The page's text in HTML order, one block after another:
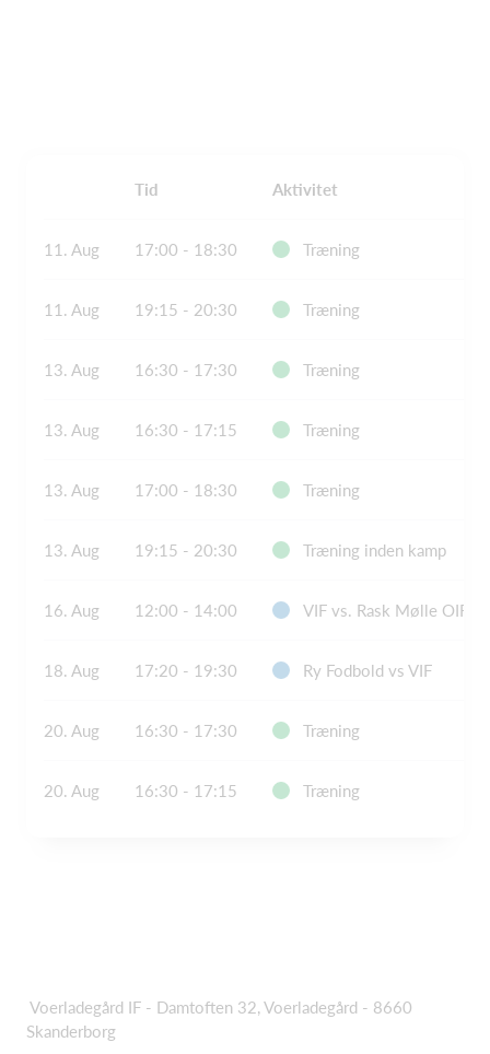
Tid Aktivitet
11. Aug 17:00 - 18:30 Træning
11. Aug 19:15 - 20:30 Træning
13. Aug 16:30 - 17:30 Træning
13. Aug 16:30 - 17:15 Træning
13. Aug 17:00 - 18:30 Træning
13. Aug 19:15 - 20:30 Træning inden kamp
16. Aug 12:00 - 14:00 VIF vs. Rask Mølle OIF
18. Aug 17:20 - 19:30 Ry Fodbold vs VIF
20. Aug 16:30 - 17:30 Træning
20. Aug 16:30 - 17:15 Træning
Voerladegård IF - Damtoften 32, Voerladegård - 8660
Skanderborg